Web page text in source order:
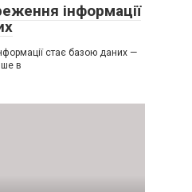
інформації
стає базою даних —
в